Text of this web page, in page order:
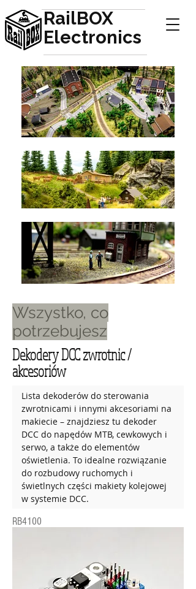
RailBOX
Electronics
Wszystko, co
potrzebujesz
Dekodery DCC zwrotnic /
akcesoriów
Lista dekoderów do sterowania
zwrotnicami i innymi akcesoriami na
makiecie – znajdziesz tu dekoder
DCC do napędów MTB, cewkowych i
serwo, a także do elementów
oświetlenia. To idealne rozwiązanie
do rozbudowy ruchomych i
świetlnych części makiety kolejowej
w systemie DCC.
RB4100